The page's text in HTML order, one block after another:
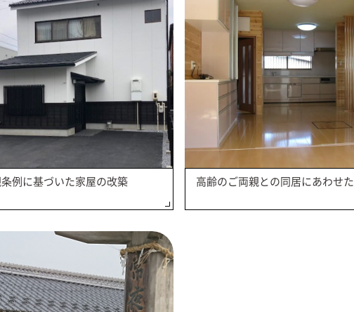
例に基づいた家屋の改築 高齢のご両親との同居にあわせ